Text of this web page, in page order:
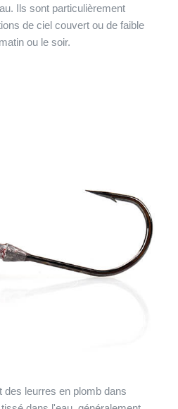
Ils sont particulièrement
de ciel couvert ou de faible
ou le soir.
des leurres en plomb dans